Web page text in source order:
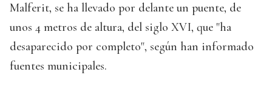
Malferit, se ha llevado por delante un puente, de
unos 4 metros de altura, del siglo XVI, que "ha
desaparecido por completo", según han informado
fuentes municipales.